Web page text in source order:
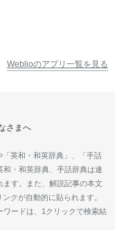
Weblioのアプリ一覧を見る
さまへ
英和・和英辞典」、「手話
・和英辞典、手話辞典は連
す。また、解説記事の本文
クが自動的に貼られます。
ードは、1クリックで検索結